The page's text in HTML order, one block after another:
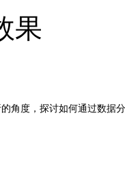
果
角度，探讨如何通过数据